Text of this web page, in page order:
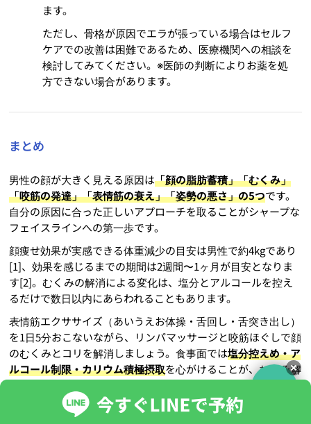
ます。
ただし、骨格が原因でエラが張っている場合はセルフ
ケアでの改善は困難であるため、医療機関への相談を
検討してみてください。※医師の判断によりお薬を処
方できない場合があります。
まとめ
男性の顔が大きく見える原因は「顔の脂肪蓄積」「むくみ」
「咬筋の発達」「表情筋の衰え」「姿勢の悪さ」の5つです。
自分の原因に合った正しいアプローチを取ることがシャープな
フェイスラインへの第一歩です。
顔痩せ効果が実感できる体重減少の目安は男性で約4kgであり
[1]、効果を感じるまでの期間は2週間〜1ヶ月が目安となりま
す[2]。むくみの解消による変化は、塩分とアルコールを控え
るだけで数日以内にあらわれることもあります。
表情筋エクササイズ（あいうえお体操・舌回し・舌突き出し）
を1日5分おこないながら、リンパマッサージと咬筋ほぐしで顔
のむくみとコリを解消しましょう。食事面では塩分控えめ・ア
ルコール制限・カリウム積極摂取を心がけることが、むくみ解
顔の脂肪を落とすには全身の体脂肪を減らすことが効果的であ